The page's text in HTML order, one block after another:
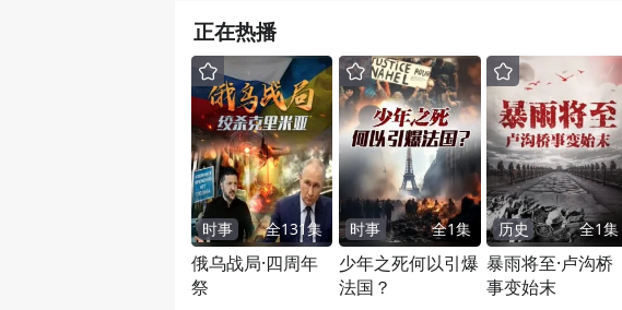
正在热播
时事 全131集
俄乌战局·四周年
祭
时事 全1集
少年之死何以引爆
法国？
历史 全1集
暴雨将至·卢沟桥
事变始末